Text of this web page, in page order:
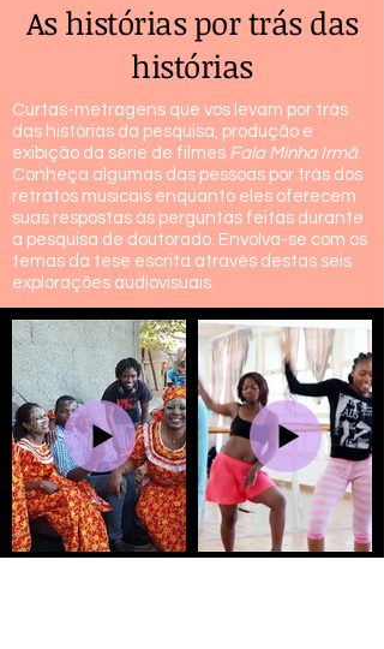
As histórias por trás das
histórias
Curtas-metragens que vos levam por trás
das histórias da pesquisa, produção e
exibição da série de filmes Fala Minha Irmã.
Conheça algumas das pessoas por trás dos
retratos musicais enquanto eles oferecem
suas respostas às perguntas feitas durante
a pesquisa de doutorado. Envolva-se com os
temas da tese escrita através destas seis
explorações audiovisuais.